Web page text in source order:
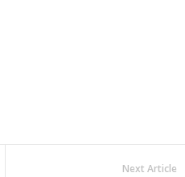
Next Article